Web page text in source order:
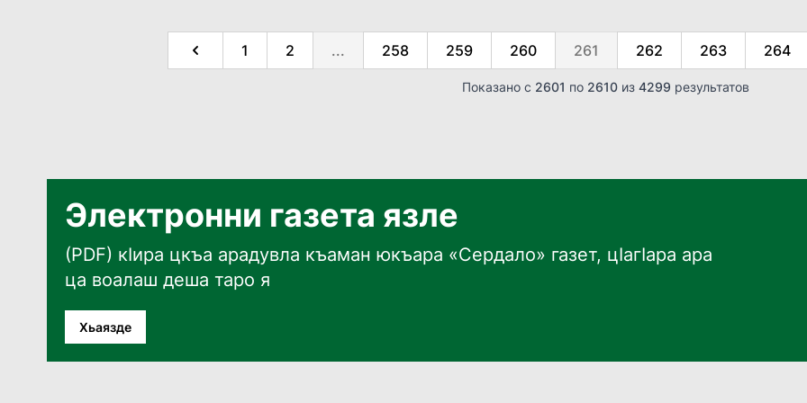
1 2 ... 258 259 260 261 262 263 264
Показано с 2601 по 2610из 4299 результатов
Электронни газета язле
(PDF) кӀира цкъа арадувла къаман юкъара «Сердало» газет, цӀагӀара ара
ца воалаш деша таро я
Хьаязде